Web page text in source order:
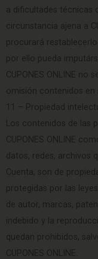
a dificultades técnicas
circunstancia ajena a
procurará
por ello pueda
CUPONES ONLINE no
omisión contenidos en
11 – Propiedad
Los contenidos de las
CUPONES ONLINE
datos, redes, archivos
Cuenta, son de
protegidas por las
de autor, marcas,
indebido y la
quedan prohibidos,
CUPONES ONLINE.